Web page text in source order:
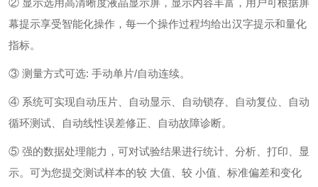
② 显示选用高清晰度液晶显示屏，显示内容丰富，用户可根据屏
幕提示享受智能化操作，每一个操作过程均给出汉字提示和量化
指标。
③ 测量方式可选: 手动单片/自动连续。
④ 系统可实现自动压片、自动显示、自动锁存、自动复位、自动
循环测试、自动线性误差修正、自动故障诊断。
⑤ 强的数据处理能力，可对试验结果进行统计、分析、打印、显
示。可为您提交测试样本的较 大值、较 小值、标准偏差和变化